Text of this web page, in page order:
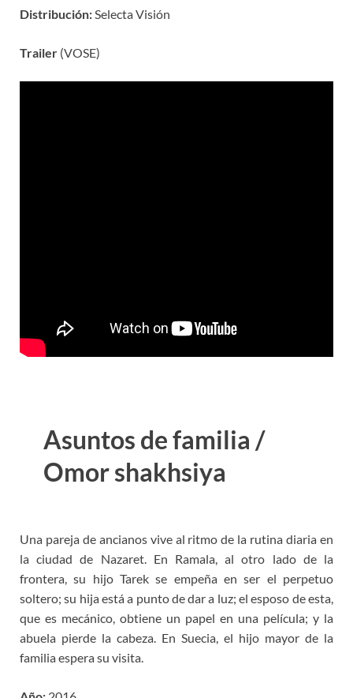
Distribución: Selecta Visión
Trailer (VOSE)
Asuntos de familia /
Omor shakhsiya
Una pareja de ancianos vive al ritmo de la rutina diaria en
la ciudad de Nazaret. En Ramala, al otro lado de la
frontera, su hijo Tarek se empeña en ser el perpetuo
soltero; su hija está a punto de dar a luz; el esposo de esta,
que es mecánico, obtiene un papel en una película; y la
abuela pierde la cabeza. En Suecia, el hijo mayor de la
familia espera su visita.